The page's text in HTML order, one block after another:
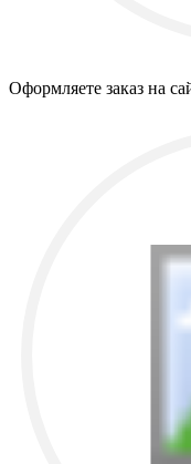
Оформляете заказ на